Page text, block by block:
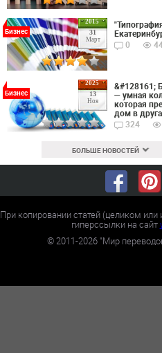
2015
31
Март
Бизнес
0
2025
13
Ноя
Бизнес
&#128161;
— умная
которая
дом в
324
БОЛЬШЕ НОВОСТЕЙ
При копировании статей (целиком
гиперссылки на сайт
©2011-2026 "Мир